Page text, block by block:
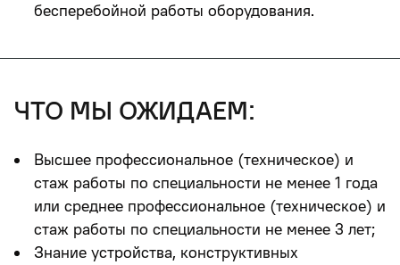
бесперебойной работы оборудования.
что мы ожидаем:
Высшее профессиональное (техническое) и
стаж работы по специальности не менее 1 года
или среднее профессиональное (техническое) и
стаж работы по специальности не менее 3 лет;
Знание устройства, конструктивных